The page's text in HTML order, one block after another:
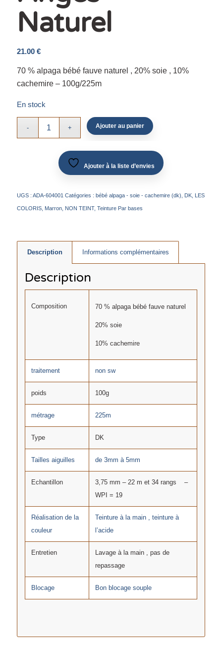
Naturel
21.00 €
70 % alpaga bébé fauve naturel , 20% soie , 10%
cachemire – 100g/225m
En stock
Ajouter au panier
Ajouter à la liste d’envies
UGS : ADA-604001 Catégories : bébé alpaga - soie - cachemire (dk), DK, LES
COLORIS, Marron, NON TEINT, Teinture Par bases
Description Informations complémentaires
Description
Composition 70 % alpaga bébé fauve naturel
20% soie
10% cachemire
traitement non sw
poids 100g
métrage 225m
Type DK
Tailles aiguilles de 3mm à 5mm
Echantillon
3,75 mm – 22 m et 34 rangs –
WPI = 19
Réalisation de la
couleur
Teinture à la main , teinture à
l’acide
Entretien
Lavage à la main , pas de
repassage
Blocage Bon blocage souple